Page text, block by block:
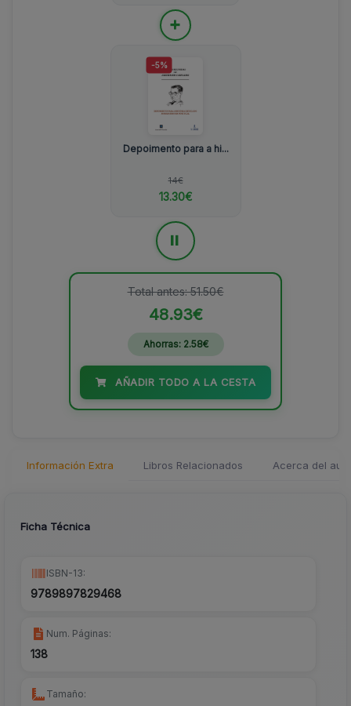
+
-5%
Depoimento para a hi...
14€
13.30€
Total antes: 51.50€
48.93€
Ahorras: 2.58€
AÑADIR TODO A LA CESTA
Información Extra Libros Relacionados Acerca del
Ficha Técnica
ISBN-13:
9789897829468
Num. Páginas:
138
Tamaño: